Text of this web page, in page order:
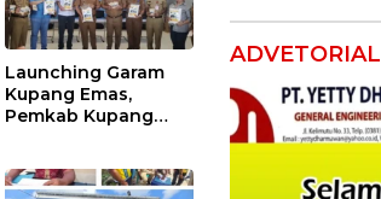
Launching Garam
Kupang Emas,
Pemkab Kupang
Jakarta
ADVETORIAL